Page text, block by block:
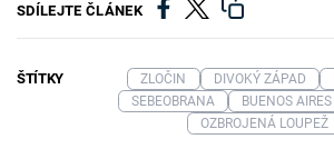
SDÍLEJTE ČLÁNEK
ŠTÍTKY ZLOČIN DIVOKÝ ZÁPAD
SEBEOBRANA
BUENOS AIRES
OZBROJENÁ LOUPEŽ